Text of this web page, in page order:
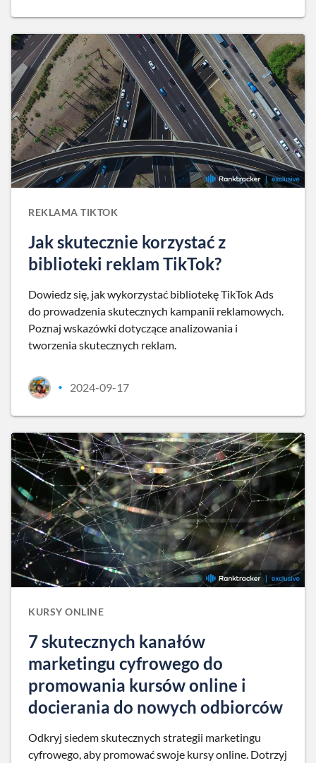
REKLAMA TIKTOK
Jak skutecznie korzystać z
biblioteki reklam TikTok?
Dowiedz się, jak wykorzystać bibliotekę TikTok Ads
do prowadzenia skutecznych kampanii reklamowych.
Poznaj wskazówki dotyczące analizowania i
tworzenia skutecznych reklam.
• 2024-09-17
KURSY ONLINE
7 skutecznych kanałów
marketingu cyfrowego do
promowania kursów online i
docierania do nowych odbiorców
Odkryj siedem skutecznych strategii marketingu
cyfrowego, aby promować swoje kursy online. Dotrzyj